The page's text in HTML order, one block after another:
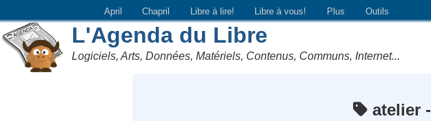
April Chapril Libre à lire! Libre à vous! Plus Outils
L'Agenda du Libre
Logiciels, Arts, Données, Matériels, Contenus, Communs, Internet...
atelier -